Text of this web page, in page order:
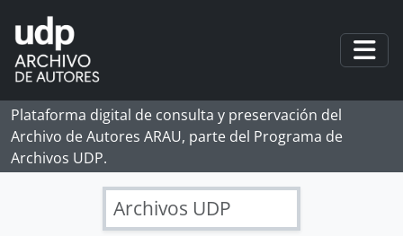
Skip to main content
Plataforma digital de consulta y preservación del
Archivo de Autores ARAU, parte del Programa de
Archivos UDP.
Archivos UDP